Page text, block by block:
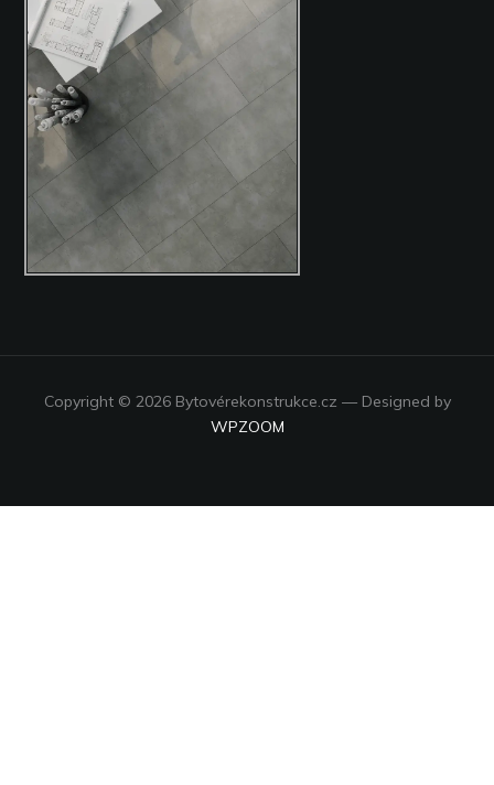
Copyright © 2026 Bytovérekonstrukce.cz — Designed by
WPZOOM